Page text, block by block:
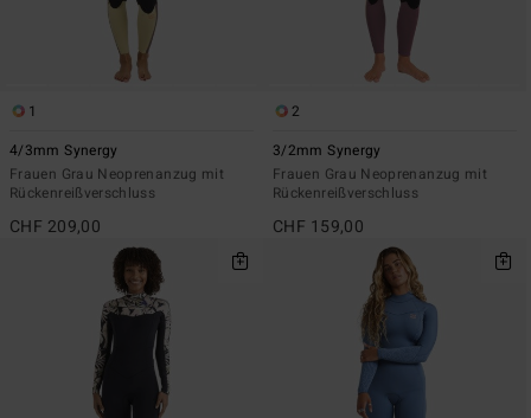
1
4/3mm Synergy
Frauen Grau Neoprenanzug mit
Rückenreißverschluss
CHF 209,00
2
3/2mm Synergy
Frauen Grau Neoprenanzug mit
Rückenreißverschluss
CHF 159,00